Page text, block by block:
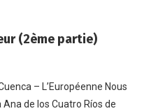
(2ème partie)
– L’Européenne Nous
de los Cuatro Ríos de